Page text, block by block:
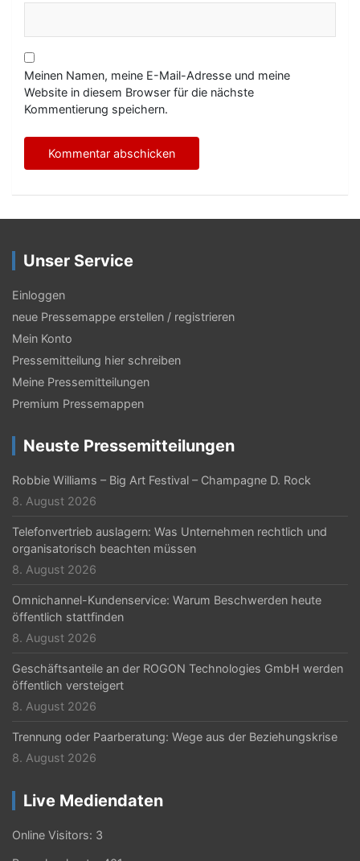
Meinen Namen, meine E-Mail-Adresse und meine
Website in diesem Browser für die nächste
Kommentierung speichern.
Unser Service
Einloggen
neue Pressemappe erstellen / registrieren
Mein Konto
Pressemitteilung hier schreiben
Meine Pressemitteilungen
Premium Pressemappen
Neuste Pressemitteilungen
Robbie Williams – Big Art Festival – Champagne D. Rock
8. August 2026
Telefonvertrieb auslagern: Was Unternehmen rechtlich und
organisatorisch beachten müssen
8. August 2026
Omnichannel-Kundenservice: Warum Beschwerden heute
öffentlich stattfinden
8. August 2026
Geschäftsanteile an der ROGON Technologies GmbH werden
öffentlich versteigert
8. August 2026
Trennung oder Paarberatung: Wege aus der Beziehungskrise
8. August 2026
Live Mediendaten
Online Visitors: 3